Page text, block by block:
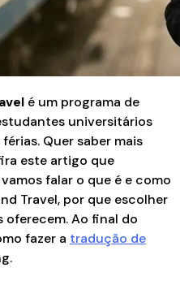
é um programa de
universitários
Quer saber mais
este artigo que
falar o que é e como
Travel, por que escolher
oferecem. Ao final do
fazer a tradução de